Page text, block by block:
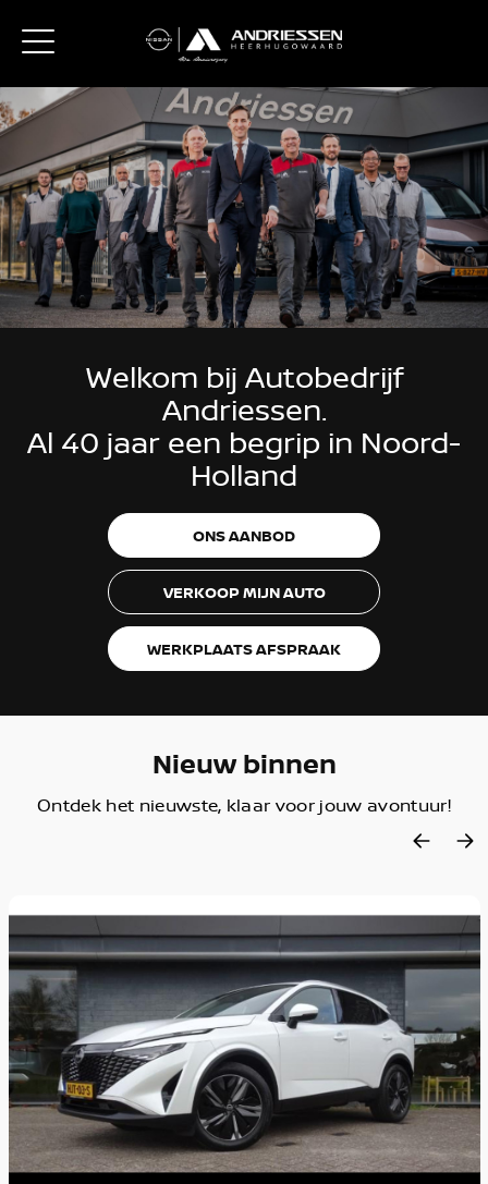
Welkom bij Autobedrijf
Andriessen.
Al 40 jaar een begrip in Noord-
Holland
ONS AANBOD
VERKOOP MIJN AUTO
WERKPLAATS AFSPRAAK
Nieuw binnen
Ontdek het nieuwste, klaar voor jouw avontuur!